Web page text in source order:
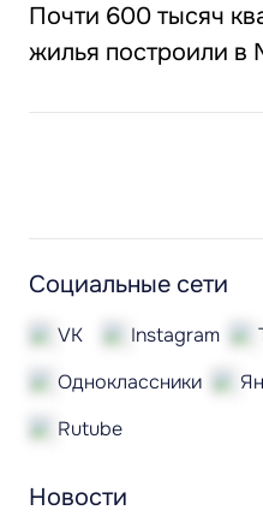
Почти 600 тысяч
жилья построили в
Новости
Социальные сети
VK Instagram
Одноклассники
Rutube